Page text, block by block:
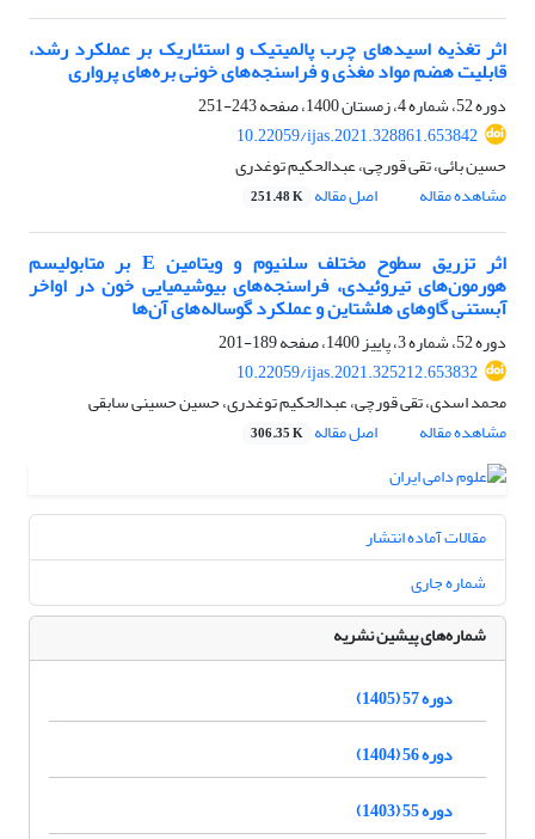
اثر تغذیه اسیدهای چرب پالمیتیک و استئاریک بر عملکرد رشد،
قابلیت هضم مواد مغذی و ‏فراسنجه‌های خونی بره‌های پرواری
دوره 52، شماره 4، زمستان 1400، صفحه
243-251
10.22059/ijas.2021.328861.653842
حسین بائی، تقی قورچی، عبدالحکیم توغدری
مشاهده مقاله
اصل مقاله 251.48 K
اثر تزریق سطوح مختلف سلنیوم و ویتامین‎ E ‎بر متابولیسم
هورمون‌های تیروئیدی، فراسنجه‌های ‏بیوشیمیایی خون در اواخر
آبستنی گاوهای هلشتاین و عملکرد گوساله‌های آن‌ها ‏
دوره 52، شماره 3، پاییز 1400، صفحه
189-201
10.22059/ijas.2021.325212.653832
محمد اسدی، تقی قورچی، عبدالحکیم توغدری، حسین حسینی سابقی
مشاهده مقاله
اصل مقاله 306.35 K
مقالات آماده انتشار
شماره جاری
شماره‌های پیشین نشریه
دوره 57 (1405)
دوره 56 (1404)
دوره 55 (1403)